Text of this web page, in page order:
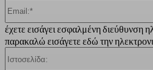
έχετε εισάγει εσφαλμένη διεύθυνση
παρακαλώ εισάγετε εδώ την